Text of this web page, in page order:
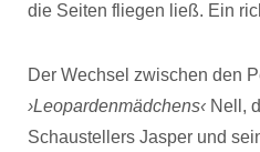
die Seiten fliegen ließ. Ein
Der Wechsel zwischen den
›Leopardenmädchens‹ Nell,
Schaustellers Jasper und